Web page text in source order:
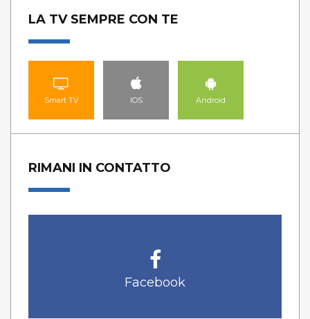
LA TV SEMPRE CON TE
Smart TV IOS Android
RIMANI IN CONTATTO
Facebook